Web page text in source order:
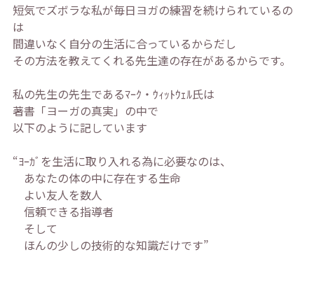
短気でズボラな私が毎日ヨガの練習を続けられているの
は
間違いなく自分の生活に合っているからだし
その方法を教えてくれる先生達の存在があるからです。
私の先生の先生であるﾏｰｸ・ｳｨｯﾄｳｪﾙ氏は
著書「ヨーガの真実」の中で
以下のように記しています
“ﾖｰｶﾞを生活に取り入れる為に必要なのは、
あなたの体の中に存在する生命
よい友人を数人
信頼できる指導者
そして
ほんの少しの技術的な知識だけです”